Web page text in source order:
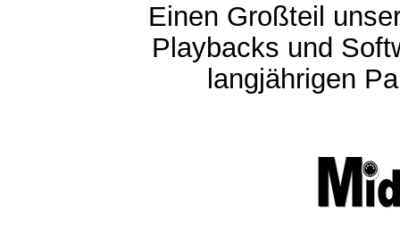
Einen Großteil
Playbacks und
langjährigen